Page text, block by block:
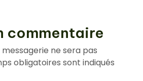
commentaire
ne sera pas
obligatoires sont indiqués